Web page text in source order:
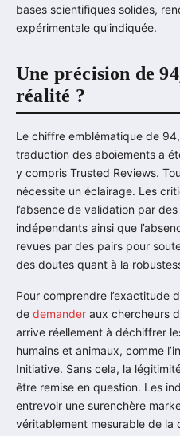
bases scientifiques solides,
expérimentale qu’indiquée.
Une précision de
réalité ?
Le chiffre emblématique de
traduction des aboiements a
y compris Trusted Reviews.
nécessite un éclairage. Les
l’absence de validation par
indépendants ainsi que
revues par des pairs pour
des doutes quant à la
Pour comprendre l’exactitude
de demander aux chercheurs
arrive réellement à déchiffrer
humains et animaux, comme
Initiative. Sans cela, la
être remise en question. Les
entrevoir une surenchère
véritablement mesurable de la